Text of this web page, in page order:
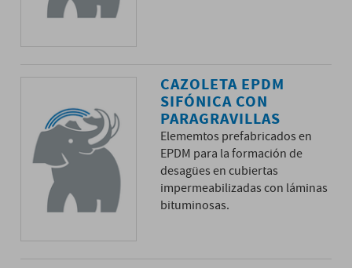
CAZOLETA EPDM
SIFÓNICA CON
PARAGRAVILLAS
Elememtos prefabricados en
EPDM para la formación de
desagües en cubiertas
impermeabilizadas con láminas
bituminosas.